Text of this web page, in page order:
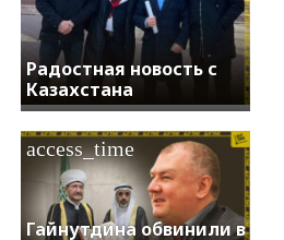
Радостная новость с
Казахстана
Гайнутдина обвинили в
access_time